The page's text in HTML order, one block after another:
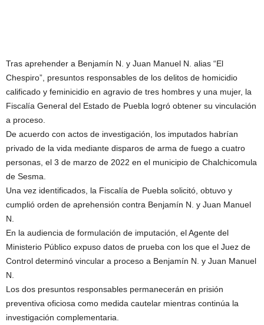
Tras aprehender a Benjamín N. y Juan Manuel N. alias “El
Chespiro”, presuntos responsables de los delitos de homicidio
calificado y feminicidio en agravio de tres hombres y una mujer, la
Fiscalía General del Estado de Puebla logró obtener su vinculación
a proceso.
De acuerdo con actos de investigación, los imputados habrían
privado de la vida mediante disparos de arma de fuego a cuatro
personas, el 3 de marzo de 2022 en el municipio de Chalchicomula
de Sesma.
Una vez identificados, la Fiscalía de Puebla solicitó, obtuvo y
cumplió orden de aprehensión contra Benjamín N. y Juan Manuel
N.
En la audiencia de formulación de imputación, el Agente del
Ministerio Público expuso datos de prueba con los que el Juez de
Control determinó vincular a proceso a Benjamín N. y Juan Manuel
N.
Los dos presuntos responsables permanecerán en prisión
preventiva oficiosa como medida cautelar mientras continúa la
investigación complementaria.